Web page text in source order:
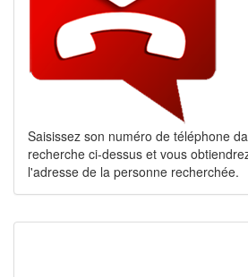
Saisissez son numéro de téléphone
recherche ci-dessus et vous
l'adresse de la personne recherchée.